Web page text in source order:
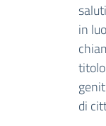
in
di